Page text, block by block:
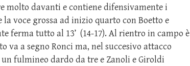
davanti e contiene difensivamente i
voce grossa ad inizio quarto con Boetto e
ferma tutto al 13’ (14-17). Al rientro in campo è
va a segno Ronci ma, nel succesivo attacco
fulmineo dardo da tre e Zanoli e Giroldi